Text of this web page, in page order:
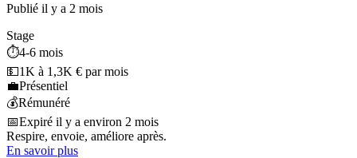
Publié il y a 2 mois
Stage
⏱️4-6 mois
💵1K à 1,3K € par mois
💼Présentiel
💰Rémunéré
📅Expiré il y a environ 2 mois
Respire, envoie, améliore après.
En savoir plus